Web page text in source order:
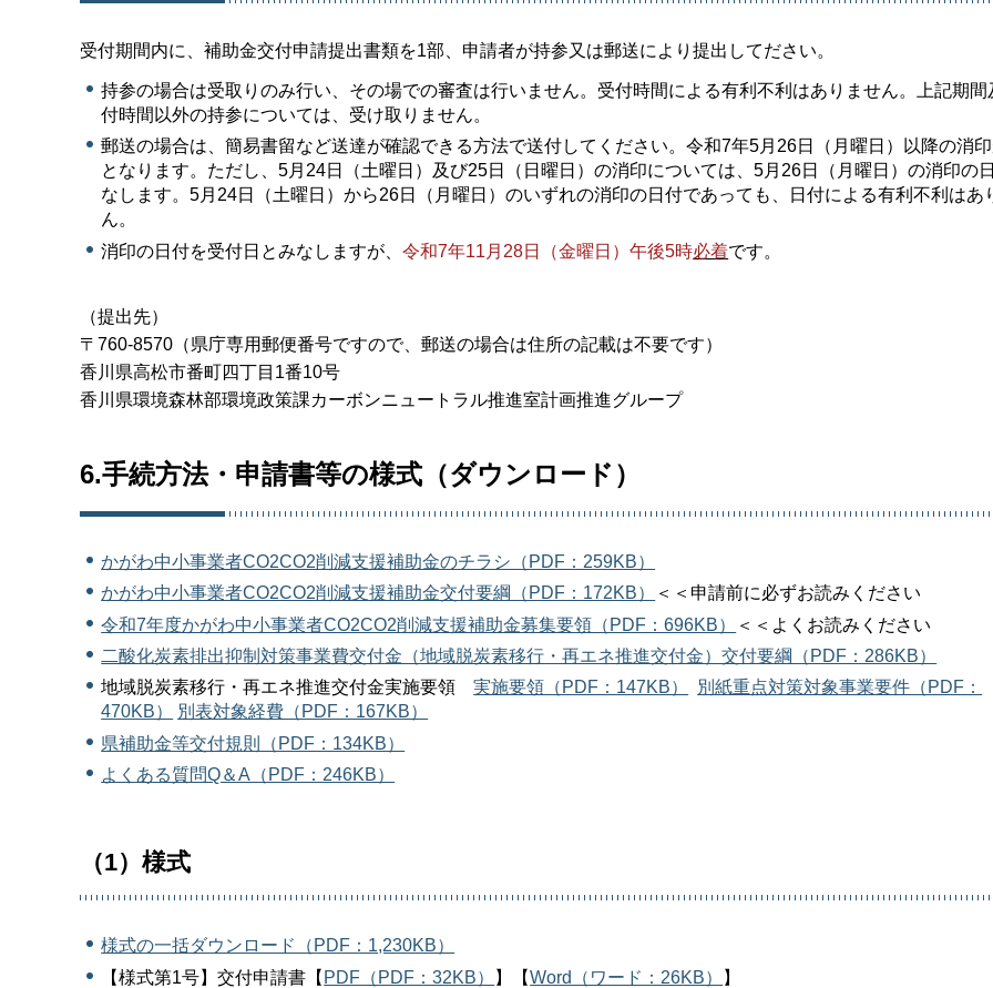
受付期間内に、補助金交付申請提出書類を1部、申請者が持参又は郵送により提出してださい。
持参の場合は受取りのみ行い、その場での審査は行いません。受付時間による有利不利はありません。上記期間
付時間以外の持参については、受け取りません。
郵送の場合は、簡易書留など送達が確認できる方法で送付してください。令和7年5月26日（月曜日）以降の消
となります。ただし、5月24日（土曜日）及び25日（日曜日）の消印については、5月26日（月曜日）の消印の
なします。5月24日（土曜日）から26日（月曜日）のいずれの消印の日付であっても、日付による有利不利はあ
ん。
消印の日付を受付日とみなしますが、令和7年11月28日（金曜日）午後5時必着です。
（提出先）
〒760-8570（県庁専用郵便番号ですので、郵送の場合は住所の記載は不要です）
香川県高松市番町四丁目1番10号
香川県環境森林部環境政策課カーボンニュートラル推進室計画推進グループ
6.手続方法・申請書等の様式（ダウンロード）
かがわ中小事業者CO2CO2削減支援補助金のチラシ（PDF：259KB）
かがわ中小事業者CO2CO2削減支援補助金交付要綱（PDF：172KB）
＜＜申請前に必ずお読みください
令和7年度かがわ中小事業者CO2CO2削減支援補助金募集要領（PDF：696KB）
＜＜よくお読みください
二酸化炭素排出抑制対策事業費交付金（地域脱炭素移行・再エネ推進交付金）交付要綱（PDF：286KB）
地域脱炭素移行・再エネ推進交付金実施要領実施要領（PDF：147KB）
別紙重点対策対象事業要件（PDF：
470KB）
別表対象経費（PDF：167KB）
県補助金等交付規則（PDF：134KB）
よくある質問Q＆A（PDF：246KB）
（1）様式
様式の一括ダウンロード（PDF：1,230KB）
【様式第1号】交付申請書【 PDF（PDF：32KB） 】【Word（ワード：26KB） 】